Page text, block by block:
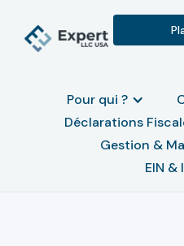
Pour qui ?
Déclarations
Gestion &
EIN &